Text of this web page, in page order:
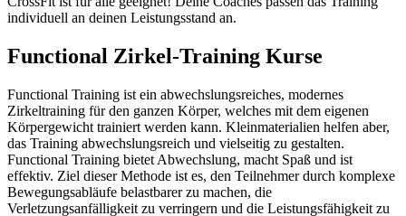
individuell an deinen Leistungsstand an.
Functional Zirkel-Training Kurse
Functional Training ist ein abwechslungsreiches, modernes
Zirkeltraining für den ganzen Körper, welches mit dem eigenen
Körpergewicht trainiert werden kann. Kleinmaterialien helfen aber,
das Training abwechslungsreich und vielseitig zu gestalten.
Functional Training bietet Abwechslung, macht Spaß und ist
effektiv. Ziel dieser Methode ist es, den Teilnehmer durch komplexe
Bewegungsabläufe belastbarer zu machen, die
Verletzungsanfälligkeit zu verringern und die Leistungsfähigkeit zu